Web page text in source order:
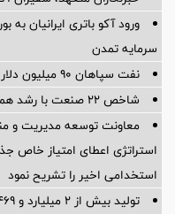
ورود آکو باتری ایرانیان
سرمایه تمدن
نفت سپاهان ۹۰ میلیون دلار ارزآوری کرد
شاخص ۲۲ صنعت با رشد همراه شد
معاونت توسعه مدیریت و
استراتژی اعطای امتیاز خاص
استخدامی اخیر را تشریح نمود